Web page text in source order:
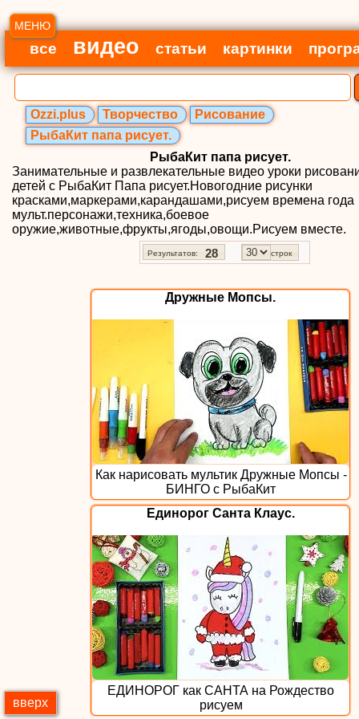
МЕНЮ
все видео статьи картинки
Ozzi.plus Творчество
Рисование
РыбаКит папа рисует.
РыбаКит папа рисует.
Занимательные и развлекательные видео уроки
детей с РыбаКит Папа рисует.Новогодние рисунки
красками,маркерами,карандашами,рисуем времена года
мульт.персонажи,техника,боевое
оружие,животные,фрукты,ягоды,овощи.Рисуем вместе.
Результатов: 28 строк
Дружные Мопсы.
Как нарисовать мультик Дружные Мопсы -
БИНГО с РыбаКит
Единорог Санта Клаус.
ЕДИНОРОГ как САНТА на Рождество
рисуем
вверх